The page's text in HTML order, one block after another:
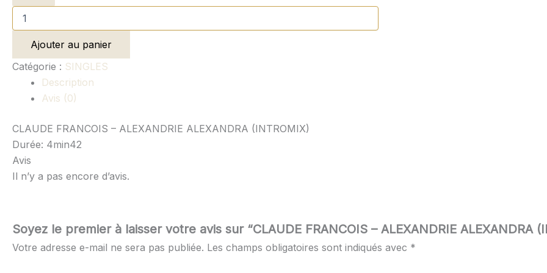
Ajouter au panier
Catégorie : SINGLES
Description
Avis (0)
CLAUDE FRANCOIS – ALEXANDRIE ALEXANDRA (INTROMIX)
Durée: 4min42
Avis
Il n’y a pas encore d’avis.
Soyez le premier à laisser votre avis sur “CLAUDE FRANCOIS – ALEXANDRIE ALEXANDRA
Votre adresse e-mail ne sera pas publiée. Les champs obligatoires sont indiqués avec *